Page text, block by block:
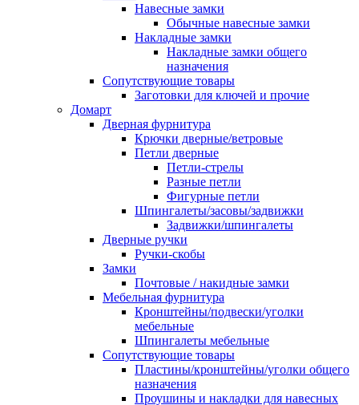
Навесные замки
Обычные навесные замки
Накладные замки
Накладные замки общего
назначения
Сопутствующие товары
Заготовки для ключей и прочие
Домарт
Дверная фурнитура
Крючки дверные/ветровые
Петли дверные
Петли-стрелы
Разные петли
Фигурные петли
Шпингалеты/засовы/задвижки
Задвижки/шпингалеты
Дверные ручки
Ручки-скобы
Замки
Почтовые / накидные замки
Мебельная фурнитура
Кронштейны/подвески/уголки
мебельные
Шпингалеты мебельные
Сопутствующие товары
Пластины/кронштейны/уголки общего
назначения
Проушины и накладки для навесных